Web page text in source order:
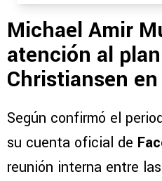
Michael Amir
atención al
Christiansen
Según confirmó el
su cuenta oficial de
reunión interna entre